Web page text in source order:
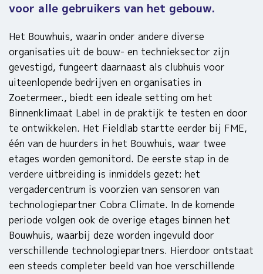
voor alle gebruikers van het gebouw.
Het Bouwhuis, waarin onder andere diverse
organisaties uit de bouw- en technieksector zijn
gevestigd, fungeert daarnaast als clubhuis voor
uiteenlopende bedrijven en organisaties in
Zoetermeer., biedt een ideale setting om het
Binnenklimaat Label in de praktijk te testen en door
te ontwikkelen. Het Fieldlab startte eerder bij FME,
één van de huurders in het Bouwhuis, waar twee
etages worden gemonitord. De eerste stap in de
verdere uitbreiding is inmiddels gezet: het
vergadercentrum is voorzien van sensoren van
technologiepartner Cobra Climate. In de komende
periode volgen ook de overige etages binnen het
Bouwhuis, waarbij deze worden ingevuld door
verschillende technologiepartners. Hierdoor ontstaat
een steeds completer beeld van hoe verschillende